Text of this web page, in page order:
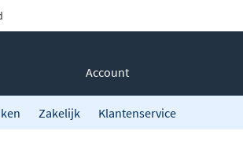
Account
Zakelijk Klantenservice